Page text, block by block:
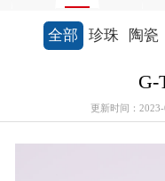
全部 珍珠 陶瓷
G-
更新时间：